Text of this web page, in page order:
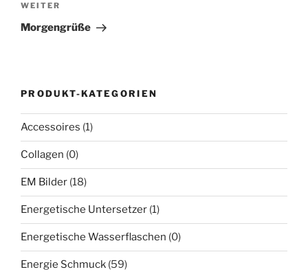
Nächster
Beitrag
WEITER
Morgengrüße
PRODUKT-KATEGORIEN
Accessoires (1)
Collagen (0)
EM Bilder (18)
Energetische Untersetzer (1)
Energetische Wasserflaschen (0)
Energie Schmuck (59)